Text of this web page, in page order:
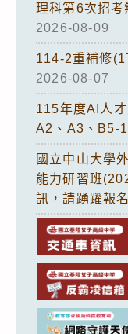
理科第6次招考
2026-08-09
114-2重補修(1
2026-08-07
115年度AI人
A2、A3、B5-
國立中山大學
能力研習班
訊，請踴躍報